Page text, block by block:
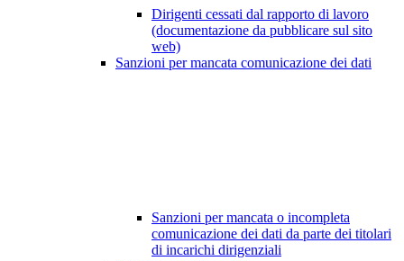
Dirigenti cessati dal rapporto di lavoro
(documentazione da pubblicare sul sito
web)
Sanzioni per mancata comunicazione dei dati
Sanzioni per mancata o incompleta
comunicazione dei dati da parte dei titolari
di incarichi dirigenziali